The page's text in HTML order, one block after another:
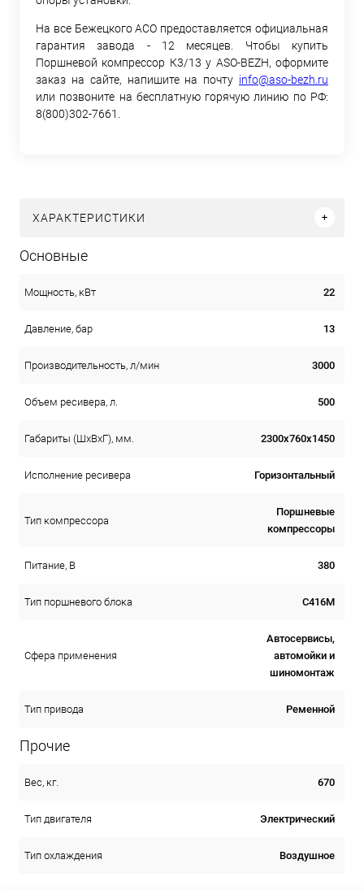
На все Бежецкого АСО предоставляется официальная
гарантия завода - 12 месяцев. Чтобы купить
Поршневой компрессор К3/13 у ASO-BEZH, оформите
заказ на сайте, напишите на почту info@aso-bezh.ru
или позвоните на бесплатную горячую линию по РФ:
8(800)302-7661.
ХАРАКТЕРИСТИКИ
Основные
Мощность, кВт 22
Давление, бар 13
Производительность, л/мин 3000
Объем ресивера, л. 500
Габариты (ШхВхГ), мм. 2300х760х1450
Исполнение ресивера Горизонтальный
Тип компрессора
Поршневые
компрессоры
Питание, В 380
Тип поршневого блока С416М
Сфера применения
Автосервисы,
автомойки и
шиномонтаж
Тип привода Ременной
Прочие
Вес, кг. 670
Тип двигателя Электрический
Тип охлаждения Воздушное